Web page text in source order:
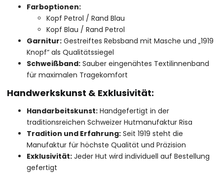
Farboptionen:
Kopf Petrol / Rand Blau
Kopf Blau / Rand Petrol
Garnitur: Gestreiftes Rebsband mit Masche und „1919
Knopf“ als Qualitätssiegel
Schweißband: Sauber eingenähtes Textilinnenband
für maximalen Tragekomfort
Handwerkskunst & Exklusivität:
Handarbeitskunst: Handgefertigt in der
traditionsreichen Schweizer Hutmanufaktur Risa
Tradition und Erfahrung: Seit 1919 steht die
Manufaktur für höchste Qualität und Präzision
Exklusivität: Jeder Hut wird individuell auf Bestellung
gefertigt